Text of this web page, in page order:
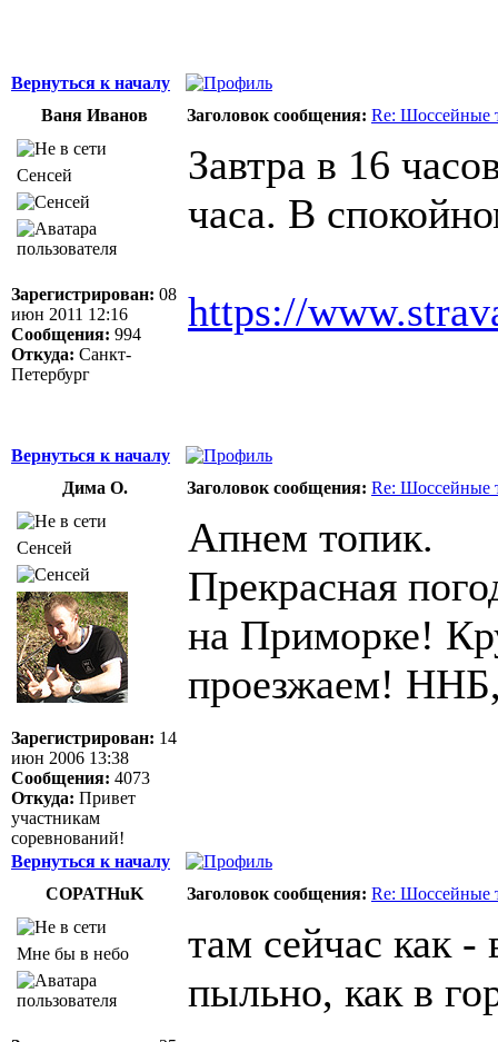
Вернуться к началу
Ваня Иванов
Заголовок сообщения: Re: Шоссейные
Сенсей
Зарегистрирован: 08
июн 2011 12:16
Сообщения: 994
Откуда: Санкт-
Петербург
Завтра в 16
часа. В
https://
Вернуться к началу
Дима О.
Заголовок сообщения: Re: Шоссейные
Сенсей
Зарегистрирован: 14
июн 2006 13:38
Сообщения: 4073
Откуда: Привет
участникам
соревнований!
Апнем топик.
Прекрасная
на Приморке!
проезжаем!
Вернуться к началу
COPATHuK
Заголовок сообщения: Re: Шоссейные
Мне бы в небо
там сейчас как -
пыльно, как в